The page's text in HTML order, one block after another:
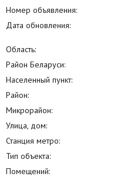
сообщение, шаговая
Авиа Молл.
Номер объявления:
Дата обновления:
Область:
Район Беларуси:
Населенный пункт:
Район:
Микрорайон:
Улица, дом:
Станция метро:
Тип объекта:
Помещений: